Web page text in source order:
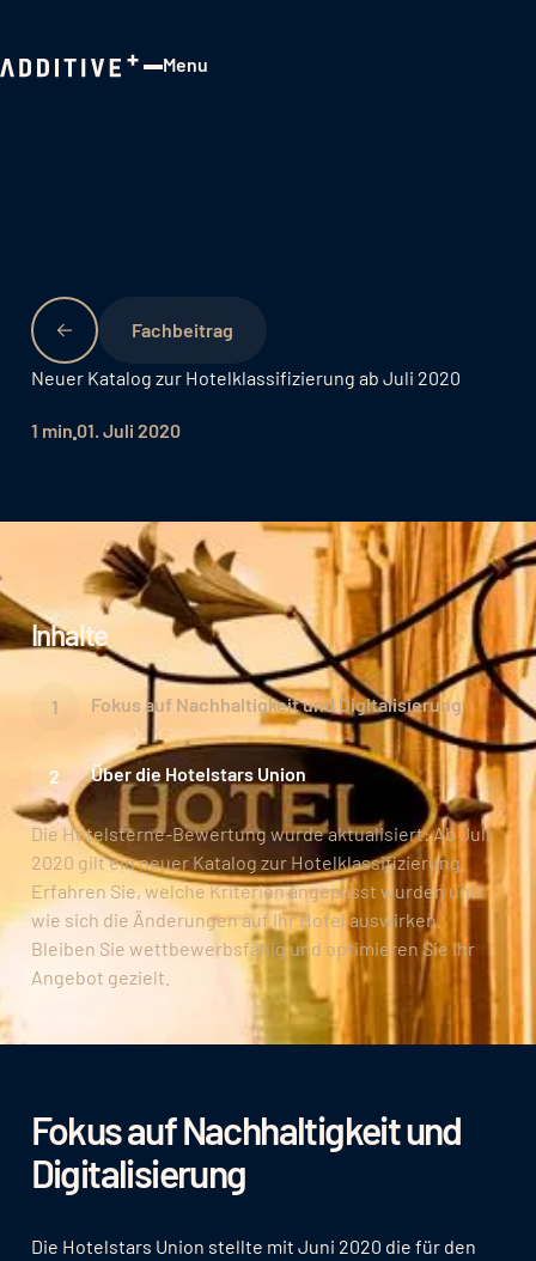
Menu
Fachbeitrag
Neuer Katalog zur Hotelklassifizierung ab Juli 2020
1 min 01. Juli 2020
Die Hotelsterne-Bewertung wurde aktualisiert: Ab Juli
2020 gilt ein neuer Katalog zur Hotelklassifizierung.
Erfahren Sie, welche Kriterien angepasst wurden und
wie sich die Änderungen auf Ihr Hotel auswirken.
Bleiben Sie wettbewerbsfähig und optimieren Sie Ihr
Angebot gezielt.
Fokus auf Nachhaltigkeit und
Digitalisierung
Die Hotelstars Union stellte mit Juni 2020 die für den
Inhalte
Fokus auf Nachhaltigkeit und Digitalisierung
Über die Hotelstars Union